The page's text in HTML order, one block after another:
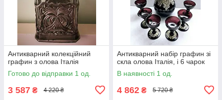
Антикварний колекційний
графин з олова Італія
Готово до відправки 1 од.
3 587 ₴ 4 220 ₴
Антикварний набір графин зі
скла олова Італія, і 6 чарок
В наявності 1 од.
4 862 ₴ 5 720 ₴